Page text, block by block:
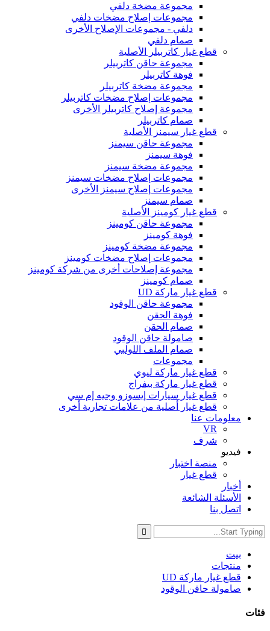
مجموعة مضخة دلفي
مجموعات إصلاح مضخات دلفي
دلفي - مجموعات الإصلاح الأخرى
صمام دلفي
قطع غيار كاتربيلر الأصلية
مجموعة حاقن كاتربيلر
فوهة كاتربيلر
مجموعة مضخة كاتربيلر
مجموعات إصلاح مضخات كاتربيلر
مجموعة إصلاح كاتربيلر الأخرى
صمام كاتربيلر
قطع غيار سيمنز الأصلية
مجموعة حاقن سيمنز
فوهة سيمنز
مجموعة مضخة سيمنز
مجموعات إصلاح مضخات سيمنز
مجموعات إصلاح سيمنز الأخرى
صمام سيمنز
قطع غيار كومينز الأصلية
مجموعة حاقن كومينز
فوهة كومينز
مجموعة مضخة كومينز
مجموعات إصلاح مضخات كومينز
مجموعة إصلاحات أخرى من شركة كومينز
صمام كومينز
قطع غيار ماركة UD
مجموعة حاقن الوقود
فوهة الحقن
صمام الحقن
صامولة حاقن الوقود
صمام الملف اللولبي
مجموعات
قطع غيار ماركة ليوي
قطع غيار ماركة بيفراج
قطع غيار سيارات إيسوزو وجيه إم سي
قطع غيار أصلية من علامات تجارية أخرى
معلومات عنا
VR
شرف
فيديو
منصة اختبار
قطع غيار
أخبار
الأسئلة الشائعة
اتصل بنا
بيت
منتجات
قطع غيار ماركة UD
صامولة حاقن الوقود
فئات